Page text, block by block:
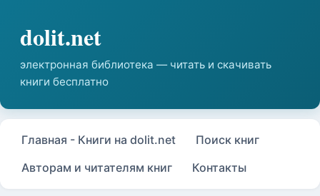
Главная - Книги на dolit.net
Поиск книг
Авторам и читателям книг
Контакты